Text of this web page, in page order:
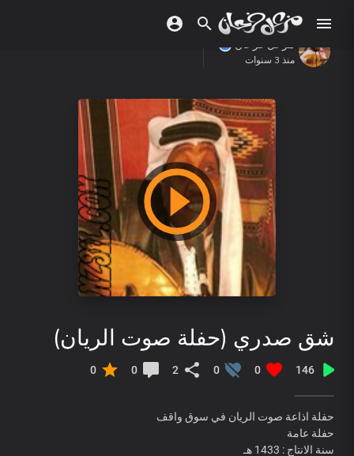
منذ 3 سنوات
شق صدري (حفلة صوت الريان)
146
0
0
2
0
0
حفلة اذاعة صوت الريان في سوق واقف
حفلة عامة
سنة الانتاج : 1433 هـ